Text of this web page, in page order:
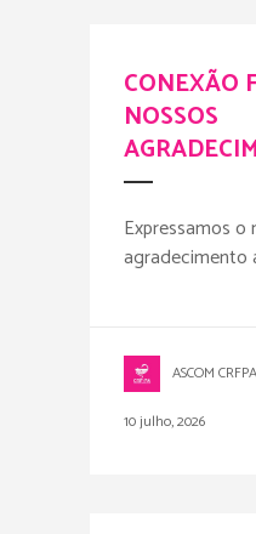
CONEXÃO
NOSSOS
Expressamos o
agradecimento
ASCOM CRFPA
10 julho, 2026